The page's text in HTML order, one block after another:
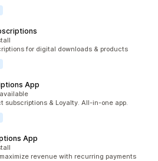
14
for digital downloads & products
App
20
subscriptions & Loyalty. All-in-one app.
App
85
revenue with recurring payments